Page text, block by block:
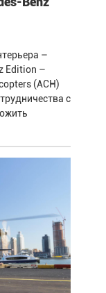
–
Edition –
(ACH)
с